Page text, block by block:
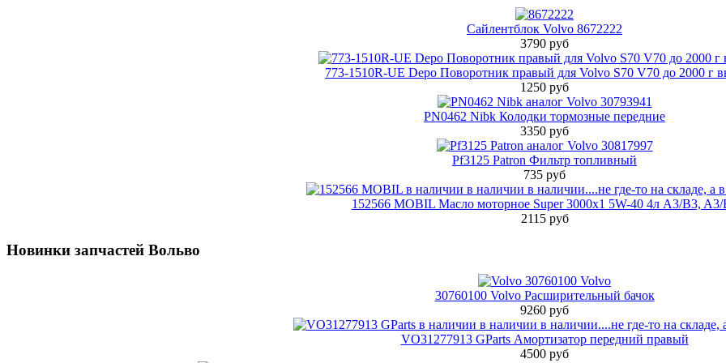
Сайлентблок Volvo 8672222
3790 руб
773-1510R-UE Depo Поворотник правый для Volvo S70 V70 до 2000 г
1250 руб
PN0462 Nibk Колодки тормозные передние
3350 руб
Pf3125 Patron Фильтр топливный
735 руб
152566 MOBIL Масло моторное Super 3000x1 5W-40 4л A3/B3, A3/
2115 руб
Новинки запчастей Вольво
30760100 Volvo Расширительный бачок
9260 руб
VO31277913 GParts Амортизатор передний правый
4500 руб